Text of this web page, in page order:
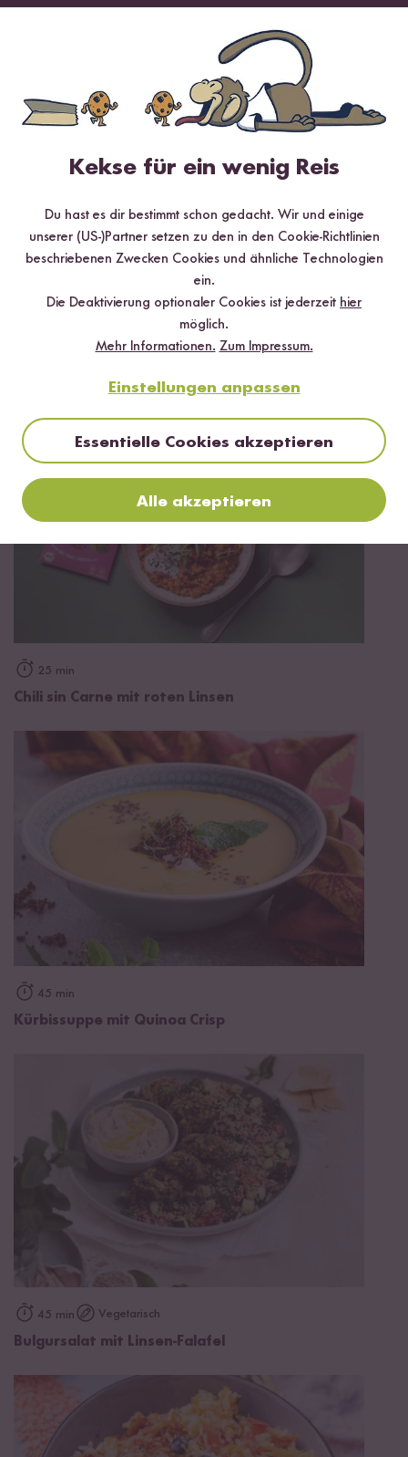
per E-Mail zugeschickt.
Mehr Rezepte mit Rote Bio Linsen
Vegan Vegetarisch
25 min
Chili sin Carne mit roten Linsen
45 min
Kürbissuppe mit Quinoa Crisp
45 min Vegetarisch
Bulgursalat mit Linsen-Falafel
Kekse für ein wenig Reis
Du hast es dir bestimmt schon gedacht. Wir und einige
unserer (US-)Partner setzen zu den in den Cookie-Richtlinien
beschriebenen Zwecken Cookies und ähnliche Technologien
ein.
Die Deaktivierung optionaler Cookies ist jederzeit hier
möglich.
Mehr Informationen. Zum Impressum.
Einstellungen anpassen
Essentielle Cookies akzeptieren
Alle akzeptieren